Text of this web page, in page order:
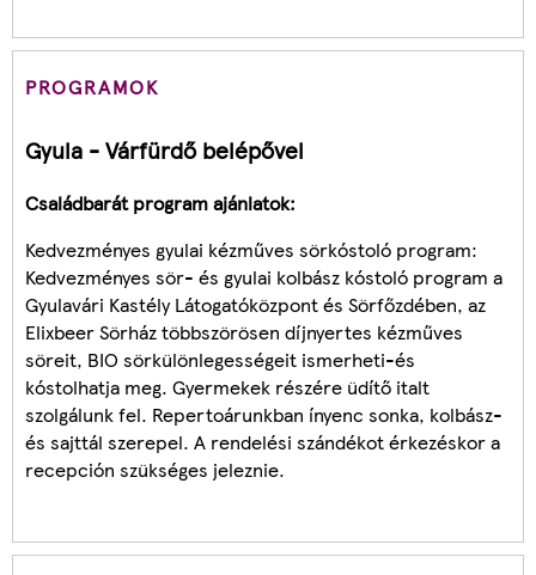
PROGRAMOK
Gyula - Várfürdő belépővel
Családbarát program ajánlatok:
Kedvezményes gyulai kézműves sörkóstoló program:
Kedvezményes sör- és gyulai kolbász kóstoló program a
Gyulavári Kastély Látogatóközpont és Sörfőzdében, az
Elixbeer Sörház többszörösen díjnyertes kézműves
söreit, BIO sörkülönlegességeit ismerheti-és
kóstolhatja meg. Gyermekek részére üdítő italt
szolgálunk fel. Repertoárunkban ínyenc sonka, kolbász-
és sajttál szerepel. A rendelési szándékot érkezéskor a
recepción szükséges jeleznie.